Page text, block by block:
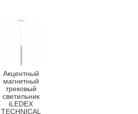
Акцентный
магнитный
трековый
светильник
iLEDEX
TECHNICAL